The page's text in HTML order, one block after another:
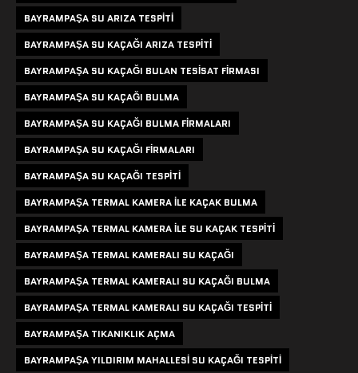
BAYRAMPAŞA SU ARIZA TESPITI
BAYRAMPAŞA SU KAÇAĞI ARIZA TESPITI
BAYRAMPAŞA SU KAÇAĞI BULAN TESISAT FIRMASI
BAYRAMPAŞA SU KAÇAĞI BULMA
BAYRAMPAŞA SU KAÇAĞI BULMA FIRMALARI
BAYRAMPAŞA SU KAÇAĞI FIRMALARI
BAYRAMPAŞA SU KAÇAĞI TESPITI
BAYRAMPAŞA TERMAL KAMERA ILE KAÇAK BULMA
BAYRAMPAŞA TERMAL KAMERA ILE SU KAÇAK TESPITI
BAYRAMPAŞA TERMAL KAMERALI SU KAÇAĞI
BAYRAMPAŞA TERMAL KAMERALI SU KAÇAĞI BULMA
BAYRAMPAŞA TERMAL KAMERALI SU KAÇAĞI TESPITI
BAYRAMPAŞA TIKANIKLIK AÇMA
BAYRAMPAŞA YILDIRIM MAHALLESI SU KAÇAĞI TESPITI